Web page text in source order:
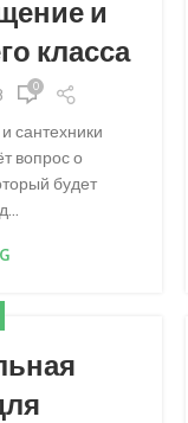
и
класса
0
сантехники
вопрос о
будет